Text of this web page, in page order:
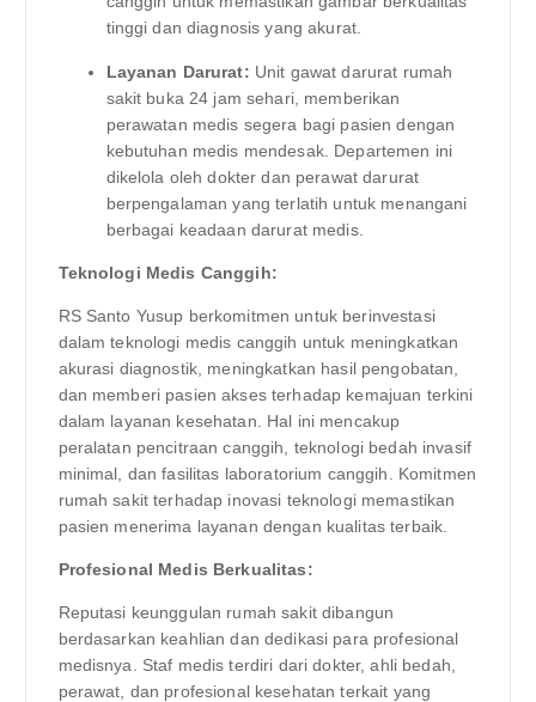
tinggi dan diagnosis yang akurat.
Layanan Darurat: Unit gawat darurat rumah
sakit buka 24 jam sehari, memberikan
perawatan medis segera bagi pasien dengan
kebutuhan medis mendesak. Departemen ini
dikelola oleh dokter dan perawat darurat
berpengalaman yang terlatih untuk menangani
berbagai keadaan darurat medis.
Teknologi Medis Canggih:
RS Santo Yusup berkomitmen untuk berinvestasi
dalam teknologi medis canggih untuk meningkatkan
akurasi diagnostik, meningkatkan hasil pengobatan,
dan memberi pasien akses terhadap kemajuan terkini
dalam layanan kesehatan. Hal ini mencakup
peralatan pencitraan canggih, teknologi bedah invasif
minimal, dan fasilitas laboratorium canggih. Komitmen
rumah sakit terhadap inovasi teknologi memastikan
pasien menerima layanan dengan kualitas terbaik.
Profesional Medis Berkualitas:
Reputasi keunggulan rumah sakit dibangun
berdasarkan keahlian dan dedikasi para profesional
medisnya. Staf medis terdiri dari dokter, ahli bedah,
perawat, dan profesional kesehatan terkait yang